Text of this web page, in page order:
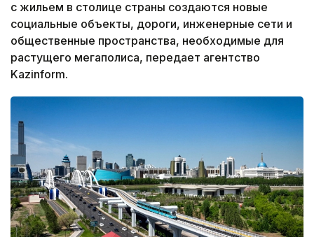
с жильем в столице страны создаются новые
социальные объекты, дороги, инженерные сети и
общественные пространства, необходимые для
растущего мегаполиса, передает агентство
Kazinform.